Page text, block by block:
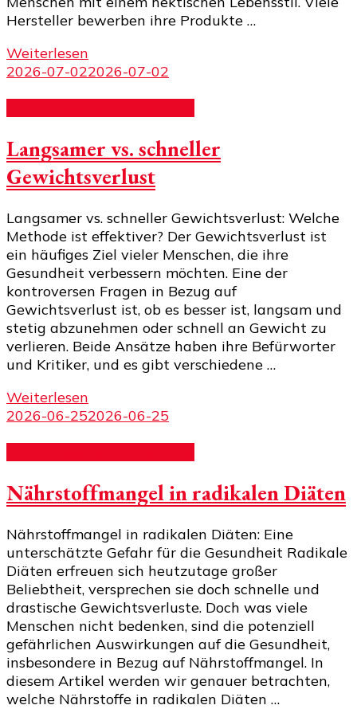
Hersteller bewerben ihre Produkte …
Weiterlesen
2026-07-022026-07-02
Langsamer vs. schneller
Gewichtsverlust
Langsamer vs. schneller Gewichtsverlust: Welche
Methode ist effektiver? Der Gewichtsverlust ist
ein häufiges Ziel vieler Menschen, die ihre
Gesundheit verbessern möchten. Eine der
kontroversen Fragen in Bezug auf
Gewichtsverlust ist, ob es besser ist, langsam und
stetig abzunehmen oder schnell an Gewicht zu
verlieren. Beide Ansätze haben ihre Befürworter
und Kritiker, und es gibt verschiedene …
Weiterlesen
2026-06-252026-06-25
Nährstoffmangel in radikalen Diäten
Nährstoffmangel in radikalen Diäten: Eine
unterschätzte Gefahr für die Gesundheit Radikale
Diäten erfreuen sich heutzutage großer
Beliebtheit, versprechen sie doch schnelle und
drastische Gewichtsverluste. Doch was viele
Menschen nicht bedenken, sind die potenziell
gefährlichen Auswirkungen auf die Gesundheit,
insbesondere in Bezug auf Nährstoffmangel. In
diesem Artikel werden wir genauer betrachten,
welche Nährstoffe in radikalen Diäten …